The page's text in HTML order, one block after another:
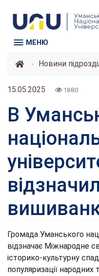
МЕНЮ
Новини
15.05.2025 1880
В
Громада Уманського
відзначає Міжнародне
історико-культурну
популяризації